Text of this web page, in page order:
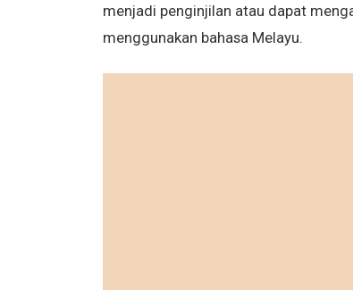
menjadi penginjilan atau dapat
menggunakan bahasa Melayu.